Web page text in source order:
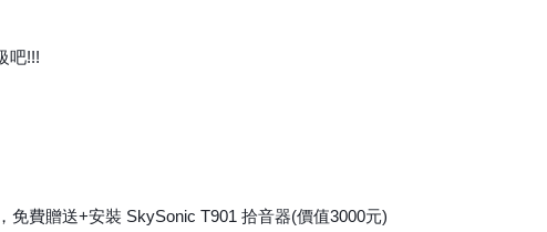
吧!!!
免費贈送+安裝 SkySonic T901 拾音器(價值3000元)